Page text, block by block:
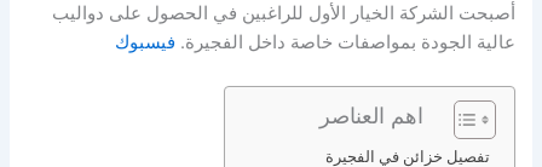
أصبحت الشركة الخيار الأول للراغبين في الحصول على دواليب
عالية الجودة بمواصفات خاصة داخل الفجيرة. فيسبوك
اهم العناصر
تفصيل خزائن في الفجيرة